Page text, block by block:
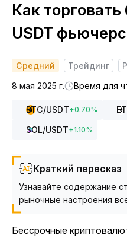
Как
USDT
Средний Трейдинг
8 мая 2025 г.
Время для
BTC/USDT+0.70%
SOL/USDT+1.10%
Краткий пересказ
Узнавайте содержание
рыночные настроения
Бессрочные